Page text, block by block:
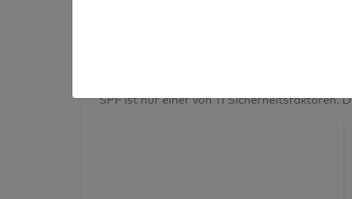
SPF ist nur einer von 11 Sicherheitsfaktoren.